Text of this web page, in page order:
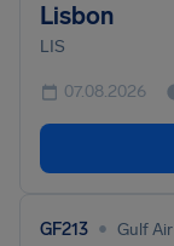
Lisbon
LIS
07.08.2026
GF213 • Gulf Air